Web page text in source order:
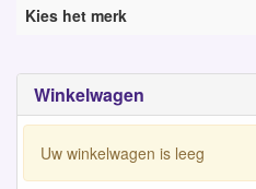
Winkelwagen
Uw winkelwagen is leeg
Kies het merk